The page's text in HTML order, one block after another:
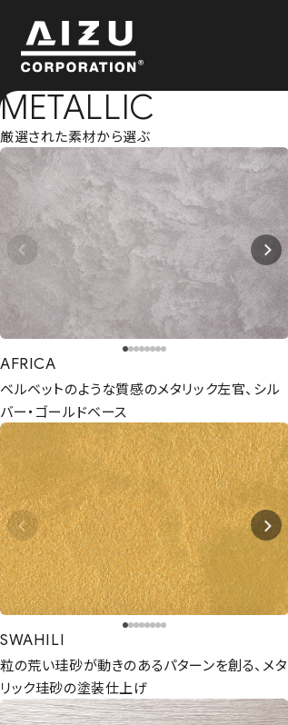
METALLIC
厳選された素材から選ぶ
AFRICA
ベルベットのような質感のメタリック左官、シル
バー・ゴールドベース
SWAHILI
粒の荒い珪砂が動きのあるパターンを創る、メタ
リック珪砂の塗装仕上げ